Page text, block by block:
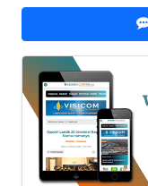
WN
SUMSEL
WN
BENGKULU
WN